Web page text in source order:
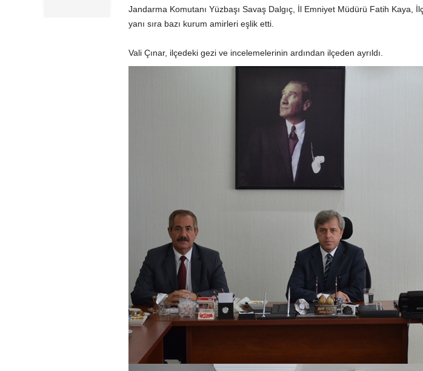
Jandarma Komutanı Yüzbaşı Savaş Dalgıç, İl Emniyet Müdürü Fatih Kaya,
yanı sıra bazı kurum amirleri eşlik etti.
Vali Çınar, ilçedeki gezi ve incelemelerinin ardından ilçeden ayrıldı.